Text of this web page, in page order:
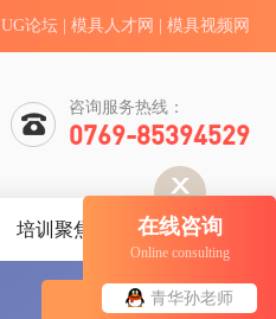
UG论坛 模具人才网 模具视频网
咨询服务热线：
0769-85394529
培训聚焦 就业服务
在线咨询
Online consulting
青华孙老师